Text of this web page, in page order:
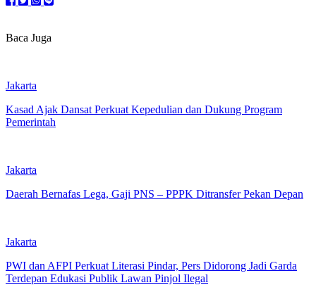
Baca Juga
Jakarta
Kasad Ajak Dansat Perkuat Kepedulian dan Dukung Program
Pemerintah
Jakarta
Daerah Bernafas Lega, Gaji PNS – PPPK Ditransfer Pekan Depan
Jakarta
PWI dan AFPI Perkuat Literasi Pindar, Pers Didorong Jadi Garda
Terdepan Edukasi Publik Lawan Pinjol Ilegal